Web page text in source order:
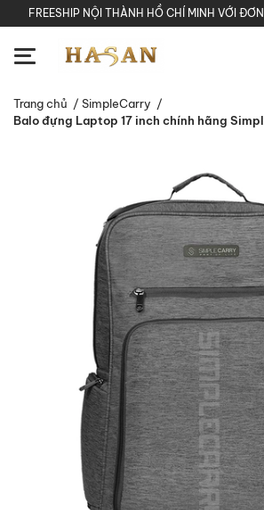
FREESHIP NỘI THÀNH HỒ CHÍ MINH VỚI
Trang chủ / SimpleCarry /
Balo đựng Laptop 17 inch chính hãng